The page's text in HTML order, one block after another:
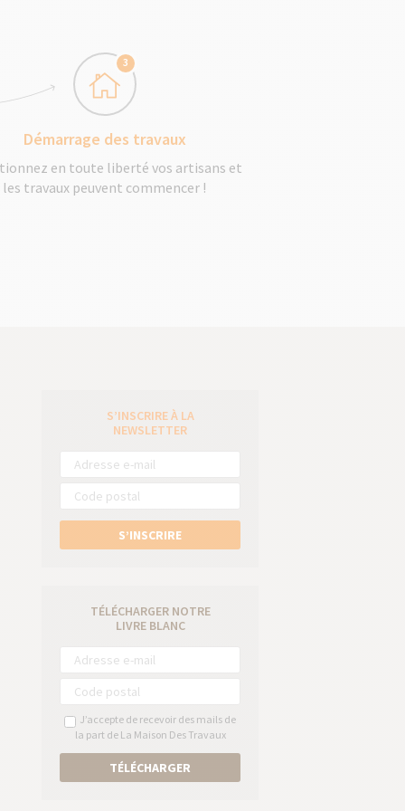
3
Démarrage des travaux
en toute liberté vos artisans et
les travaux peuvent commencer !
S’INSCRIRE À LA
NEWSLETTER
S’INSCRIRE
TÉLÉCHARGER NOTRE
LIVRE BLANC
J’accepte de recevoir des mails de
la part de La Maison Des Travaux
TÉLÉCHARGER